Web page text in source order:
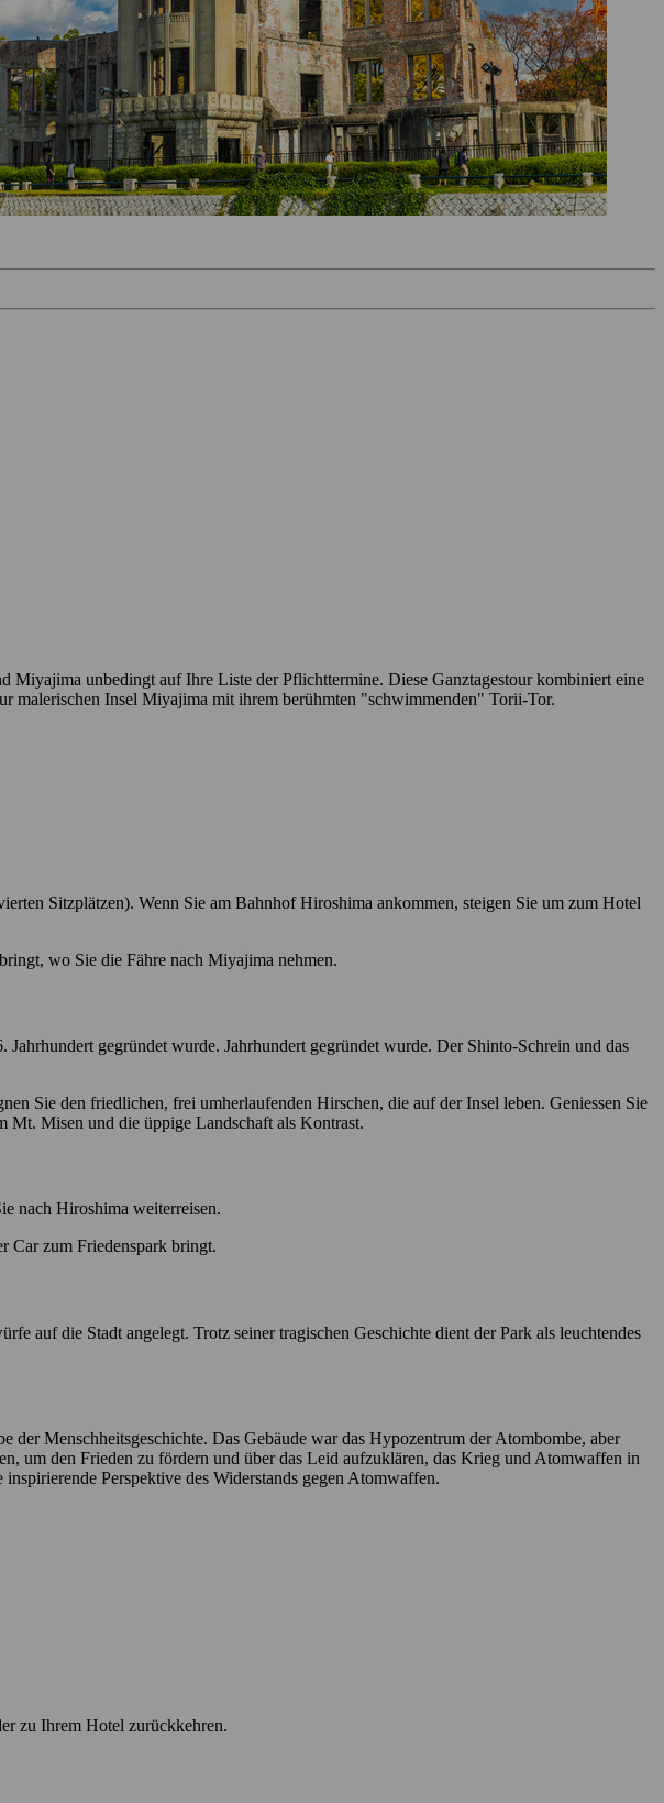
Miyajima unbedingt auf Ihre Liste der Pflichttermine. Diese Ganztagestour kombiniert eine
malerischen Insel Miyajima mit ihrem berühmten "schwimmenden" Torii-Tor.
Sitzplätzen). Wenn Sie am Bahnhof Hiroshima ankommen, steigen Sie um zum Hotel
wo Sie die Fähre nach Miyajima nehmen.
gegründet wurde. Jahrhundert gegründet wurde. Der Shinto-Schrein und das
Sie den friedlichen, frei umherlaufenden Hirschen, die auf der Insel leben. Geniessen Sie
Mt. Misen und die üppige Landschaft als Kontrast.
nach Hiroshima weiterreisen.
Car zum Friedenspark bringt.
auf die Stadt angelegt. Trotz seiner tragischen Geschichte dient der Park als leuchtendes
Menschheitsgeschichte. Das Gebäude war das Hypozentrum der Atombombe, aber
um den Frieden zu fördern und über das Leid aufzuklären, das Krieg und Atomwaffen in
Perspektive des Widerstands gegen Atomwaffen.
zu Ihrem Hotel zurückkehren.